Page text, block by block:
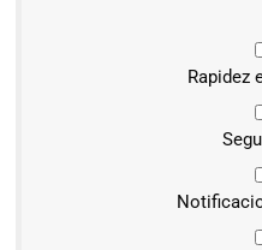
Rapidez